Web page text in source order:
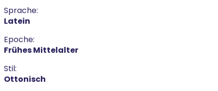
Sprache:
Latein
Epoche:
Frühes Mittelalter
Stil:
Ottonisch